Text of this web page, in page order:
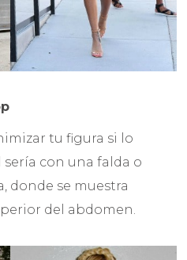
tu figura si lo
con una falda o
donde se muestra
del abdomen.